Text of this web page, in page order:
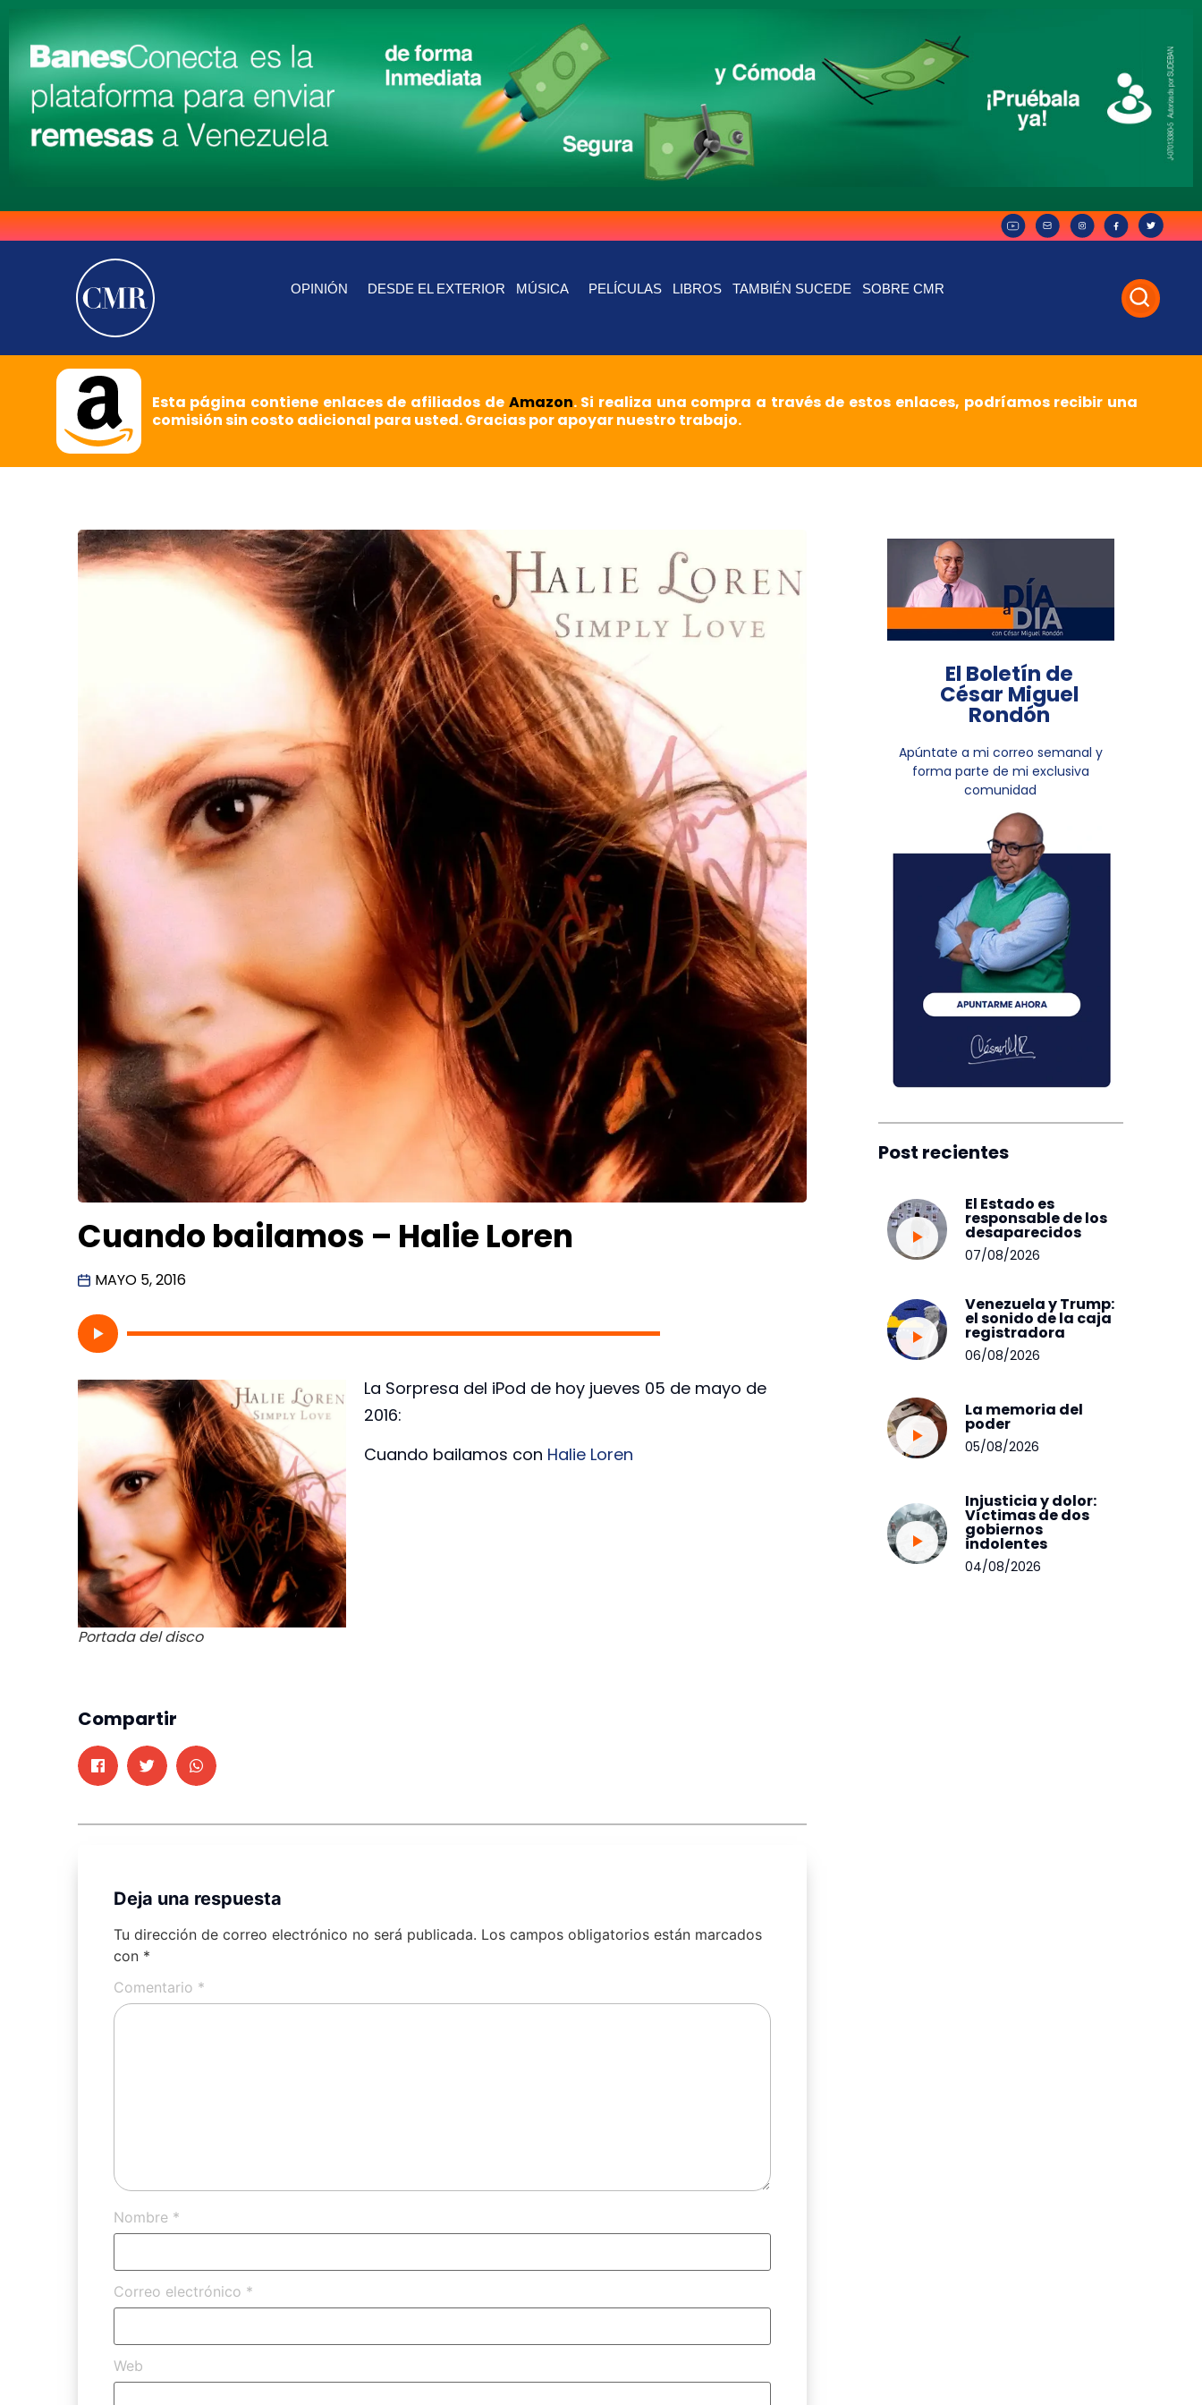
OPINIÓN DESDE EL EXTERIOR MÚSICA PELÍCULAS LIBROS TAMBIÉN SUCEDE SOBRE CMR
Esta página contiene enlaces de afiliados de Amazon. Si realiza una compra a través de estos enlaces, podríamos recibir una
comisión sin costo adicional para usted. Gracias por apoyar nuestro trabajo.
Cuando bailamos – Halie Loren
MAYO 5, 2016
Portada del disco
La Sorpresa del iPod de hoy jueves 05 de mayo de
2016:
Cuando bailamos con Halie Loren
Compartir
Deja una respuesta
Tu dirección de correo electrónico no será publicada. Los campos obligatorios están marcados
con *
Comentario *
Nombre *
Correo electrónico *
Web
El Boletín de
César Miguel
Rondón
Apúntate a mi correo semanal y
forma parte de mi exclusiva
comunidad
Post recientes
El Estado es
responsable de los
desaparecidos
07/08/2026
Venezuela y Trump:
el sonido de la caja
registradora
06/08/2026
La memoria del
poder
05/08/2026
Injusticia y dolor:
Víctimas de dos
gobiernos
indolentes
04/08/2026